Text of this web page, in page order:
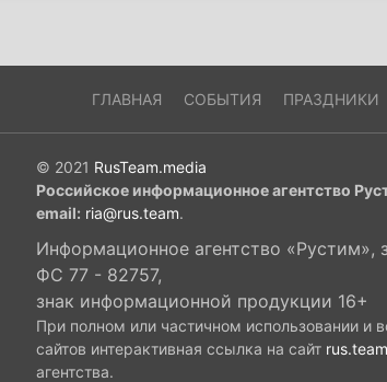
ГЛАВНАЯ СОБЫТИЯ ПРАЗДНИКИ
© 2021 RusTeam.media
Российское информационное агентство
email: ria@rus.team.
Информационное агентство
ФС 77 - 82757,
знак информационной продукции 16+
При полном или частичном использовании и
сайтов интерактивная ссылка на сайт rus.team
агентства.